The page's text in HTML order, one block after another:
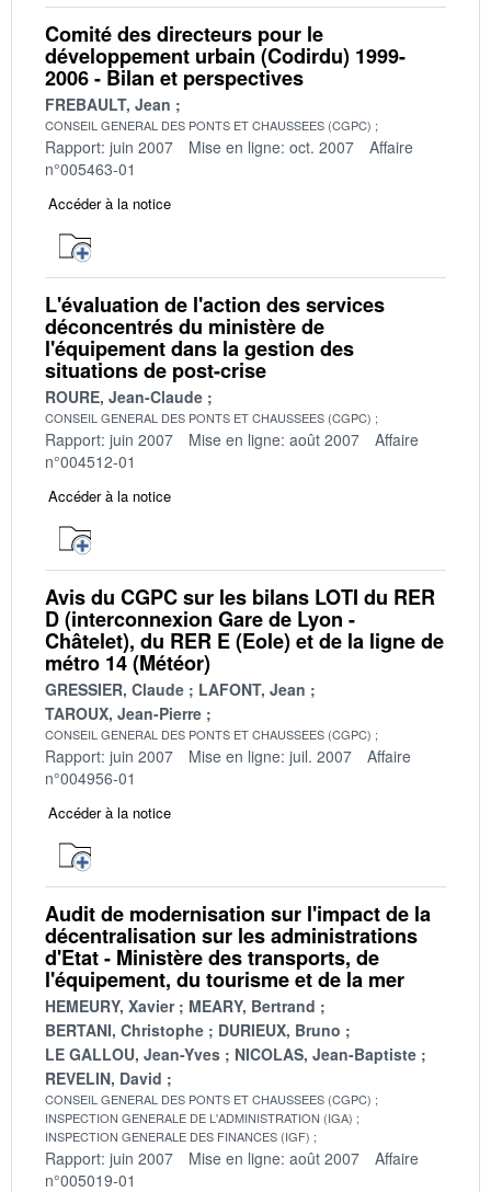
Comité des directeurs pour le
développement urbain (Codirdu) 1999-
2006 - Bilan et perspectives
FREBAULT, Jean
CONSEIL GENERAL DES PONTS ET CHAUSSEES (CGPC)
Rapport: juin 2007 Mise en ligne: oct. 2007
Affaire
n°005463-01
Accéder à la notice
L'évaluation de l'action des services
déconcentrés du ministère de
l'équipement dans la gestion des
situations de post-crise
ROURE, Jean-Claude
CONSEIL GENERAL DES PONTS ET CHAUSSEES (CGPC)
Rapport: juin 2007 Mise en ligne: août 2007
Affaire
n°004512-01
Accéder à la notice
Avis du CGPC sur les bilans LOTI du RER
D (interconnexion Gare de Lyon -
Châtelet), du RER E (Eole) et de la ligne de
métro 14 (Météor)
GRESSIER, Claude
LAFONT, Jean
TAROUX, Jean-Pierre
CONSEIL GENERAL DES PONTS ET CHAUSSEES (CGPC)
Rapport: juin 2007 Mise en ligne: juil. 2007
Affaire
n°004956-01
Accéder à la notice
Audit de modernisation sur l'impact de la
décentralisation sur les administrations
d'Etat - Ministère des transports, de
l'équipement, du tourisme et de la mer
HEMEURY, Xavier
MEARY, Bertrand
BERTANI, Christophe
DURIEUX, Bruno
LE GALLOU, Jean-Yves
NICOLAS, Jean-Baptiste
REVELIN, David
CONSEIL GENERAL DES PONTS ET CHAUSSEES (CGPC)
INSPECTION GENERALE DE L'ADMINISTRATION (IGA)
INSPECTION GENERALE DES FINANCES (IGF)
Rapport: juin 2007 Mise en ligne: août 2007
Affaire
n°005019-01